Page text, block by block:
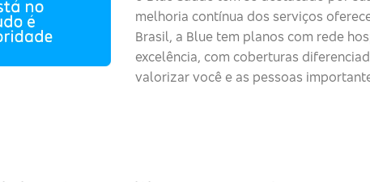
melhoria contínua dos serviços
Brasil, a Blue tem planos com rede
excelência, com coberturas
valorizar você e as pessoas